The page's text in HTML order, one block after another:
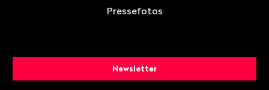
Pressefotos
Newsletter